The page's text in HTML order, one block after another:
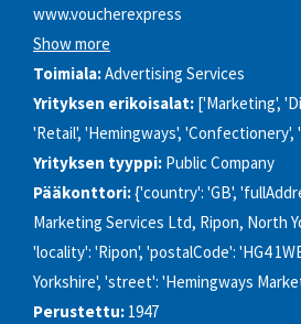
www.voucherexpress
Show more
Toimiala:Advertising Services
Yrityksen erikoisalat: ['Marketing',
'Retail', 'Hemingways', 'Confectionery',
Yrityksen tyyppi: Public Company
Pääkonttori:{'country': 'GB',
Marketing Services Ltd, Ripon, North
'locality': 'Ripon', 'postalCode': 'HG4
Yorkshire', 'street': 'Hemingways
Perustettu: 1947